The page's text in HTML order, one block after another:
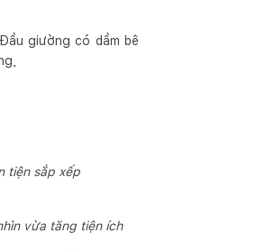
giường có dầm bê
.
tiện sắp xếp
vừa tăng tiện ích